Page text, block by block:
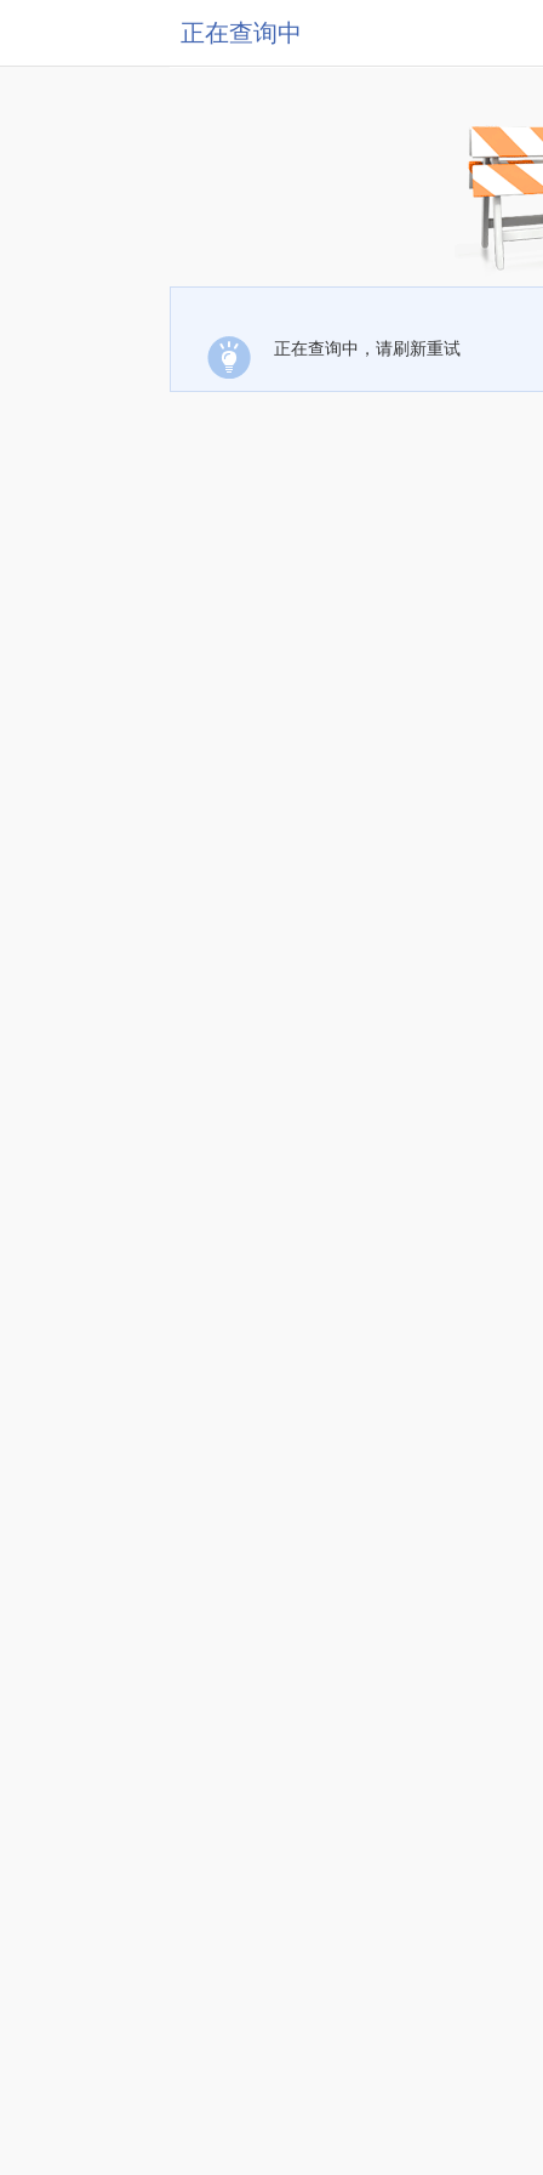
正在查询中
正在查询中，请刷新重试